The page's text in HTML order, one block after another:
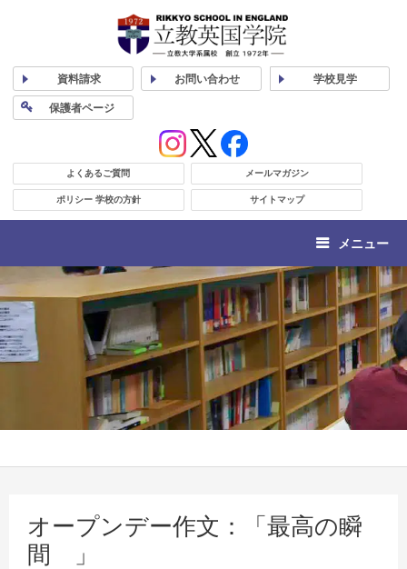
資料請求 お問い合わせ 学校見学
保護者ページ
よくあるご質問 メールマガジン
ポリシー 学校の方針 サイトマップ
メニュー
オープンデー作文：「最高の瞬
間 」